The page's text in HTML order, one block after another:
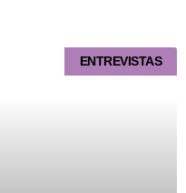
ENTREVISTAS